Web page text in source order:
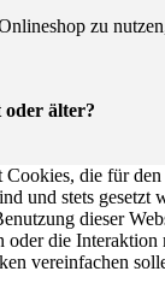
zu
oder älter?
Cookies, die für
und stets gesetzt
dieser
die Interaktion
vereinfachen